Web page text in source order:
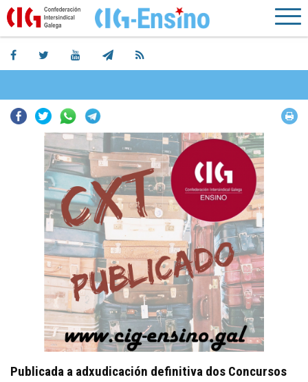
Facebook
TwitterWhatsapp
Publicada a adxudicación definitiva dos Concursos